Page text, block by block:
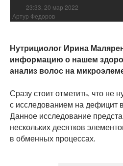
23:33, 20 мар 2022
Артур Федоров
Нутрициолог Ирина
информацию о нашем
анализ волос на
Сразу стоит отметить, что не
с исследованием на дефицит
Данное исследование
нескольких десятков
в обменных процессах.